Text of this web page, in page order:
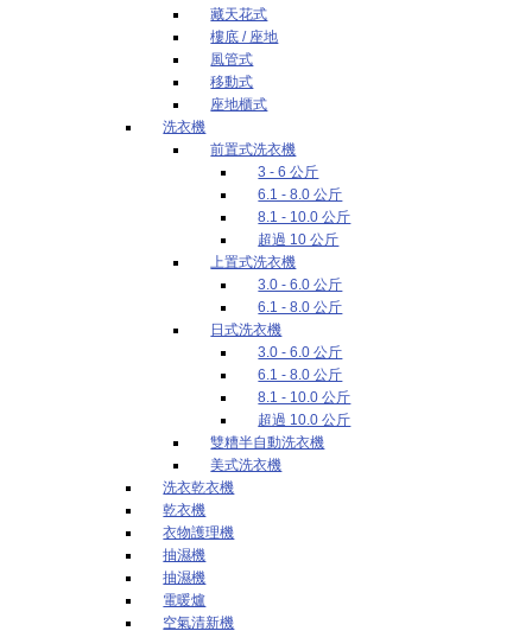
藏天花式
樓底 / 座地
風管式
移動式
座地櫃式
洗衣機
前置式洗衣機
3 - 6 公斤
6.1 - 8.0 公斤
8.1 - 10.0 公斤
超過 10 公斤
上置式洗衣機
3.0 - 6.0 公斤
6.1 - 8.0 公斤
日式洗衣機
3.0 - 6.0 公斤
6.1 - 8.0 公斤
8.1 - 10.0 公斤
超過 10.0 公斤
雙糟半自動洗衣機
美式洗衣機
洗衣乾衣機
乾衣機
衣物護理機
抽濕機
抽濕機
電暖爐
空氣清新機